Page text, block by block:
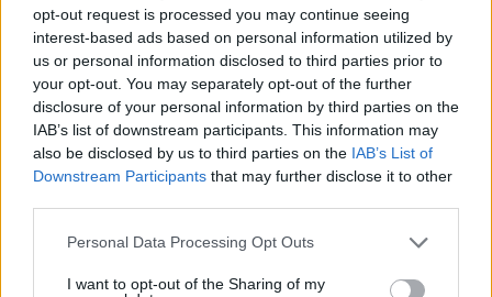
opt-out request is processed you may continue seeing
interest-based ads based on personal information utilized by
us or personal information disclosed to third parties prior to
your opt-out. You may separately opt-out of the further
disclosure of your personal information by third parties on the
IAB’s list of downstream participants. This information may
also be disclosed by us to third parties on the IAB’s List of
Downstream Participants that may further disclose it to other
Please note that this website/app uses one or more Google
not limited to your visit or usage behaviour. You may click to
Personal Data Processing Opt Outs
I want to opt-out of the Sharing of my